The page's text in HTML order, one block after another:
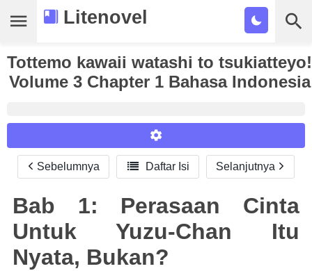
Litenovel
Daftar Novel
Tamat
Tags
Bookmark
Cari
Tottemo kawaii watashi to tsukiatteyo!
Volume 3 Chapter 1 Bahasa Indonesia
Reader Settings
Font :
Size :
A-
16 A+
Sebelumnya  Daftar Isi Selanjutnya
Bab 1: Perasaan Cinta
Untuk Yuzu-Chan Itu
Nyata, Bukan?